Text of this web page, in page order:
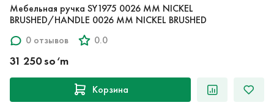
Мебельная ручка SY1975 0026 MM NICKEL
BRUSHED/HANDLE 0026 MM NICKEL BRUSHED
0 отзывов
0.0
31 250 so‘m
Корзина